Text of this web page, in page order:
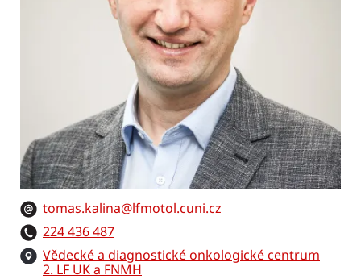
tomas.kalina@lfmotol.cuni.cz
224 436 487
Vědecké a diagnostické onkologické centrum
2. LF UK a FNMH